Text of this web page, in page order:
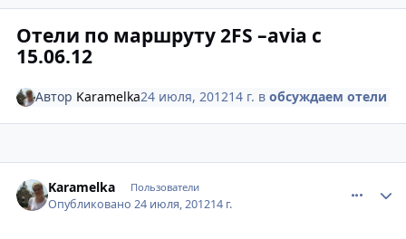
Отели по маршруту 2FS –avia c
15.06.12
Автор Karamelka24 июля, 201214 г. вобсуждаем отели
Karamelka Пользователи
Опубликовано24 июля, 201214 г.